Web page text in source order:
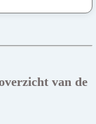
van de